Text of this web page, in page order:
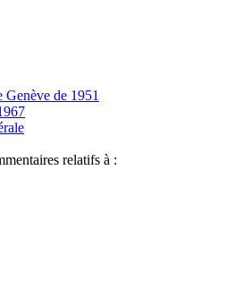
de 1951
relatifs à :